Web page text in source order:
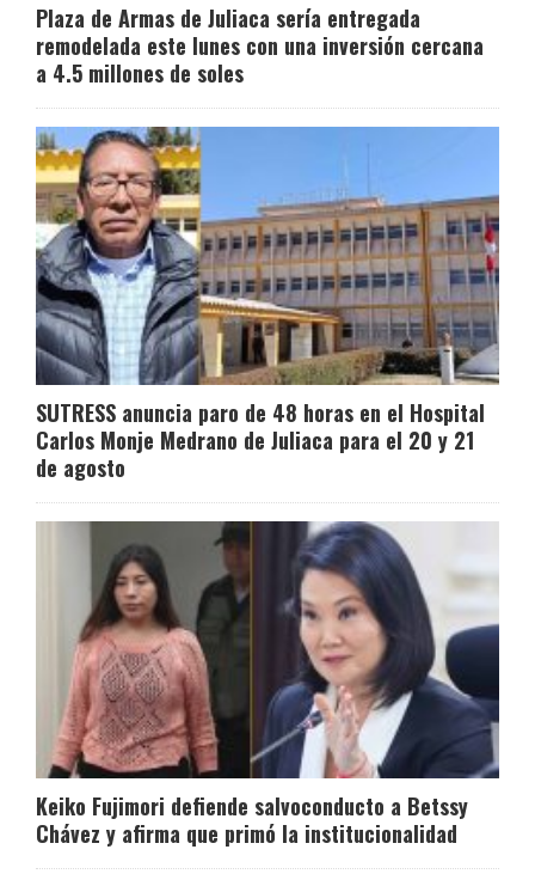
Plaza de Armas de Juliaca sería entregada
remodelada este lunes con una inversión cercana
a 4.5 millones de soles
SUTRESS anuncia paro de 48 horas en el Hospital
Carlos Monje Medrano de Juliaca para el 20 y 21
de agosto
Keiko Fujimori defiende salvoconducto a Betssy
Chávez y afirma que primó la institucionalidad